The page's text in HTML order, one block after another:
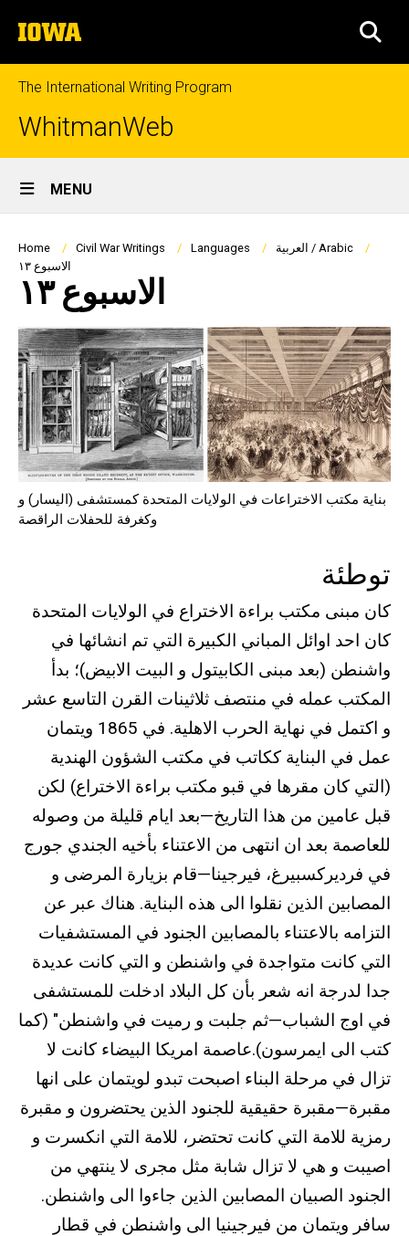
to
content
The
University
of
Iowa
The International Writing Program
WhitmanWeb
Site
Main
Navigation
MENU
Breadcrumb
Home Civil War Writings Languages
العربية / Arabic
الاسبوع ١٣
الاسبوع ١٣
بناية مكتب الاختراعات في الولايات المتحدة كمستشفى (اليسار) و
وكغرفة للحفلات الراقصة
توطئة
كان مبنى مكتب براءة الاختراع في الولايات المتحدة
كان احد اوائل المباني الكبيرة التي تم انشائها في
واشنطن (بعد مبنى الكابيتول و البيت الابيض)؛ بدأ
المكتب عمله في منتصف ثلاثينات القرن التاسع عشر
و اكتمل في نهاية الحرب الاهلية. في 1865 ويتمان
عمل في البناية ككاتب في مكتب الشؤون الهندية
(التي كان مقرها في قبو مكتب براءة الاختراع) لكن
قبل عامين من هذا التاريخ—بعد ايام قليلة من وصوله
للعاصمة بعد ان انتهى من الاعتناء بأخيه الجندي جورج
في فرديركسبيرغ، فيرجينا—قام بزيارة المرضى و
المصابين الذين نقلوا الى هذه البناية. هناك عبر عن
التزامه بالاعتناء بالمصابين الجنود في المستشفيات
التي كانت متواجدة في واشنطن و التي كانت عديدة
جدا لدرجة انه شعر بأن كل البلاد ادخلت للمستشفى
في اوج الشباب—ثم جلبت و رميت في واشنطن" (كما
كتب الى ايمرسون).عاصمة امريكا البيضاء كانت لا
تزال في مرحلة البناء اصبحت تبدو لويتمان على انها
مقبرة—مقبرة حقيقية للجنود الذين يحتضرون و مقبرة
رمزية للامة التي كانت تحتضر، للامة التي انكسرت و
اصيبت و هي لا تزال شابة مثل مجرى لا ينتهي من
الجنود الصبيان المصابين الذين جاءوا الى واشنطن.
سافر ويتمان من فيرجينيا الى واشنطن في قطار